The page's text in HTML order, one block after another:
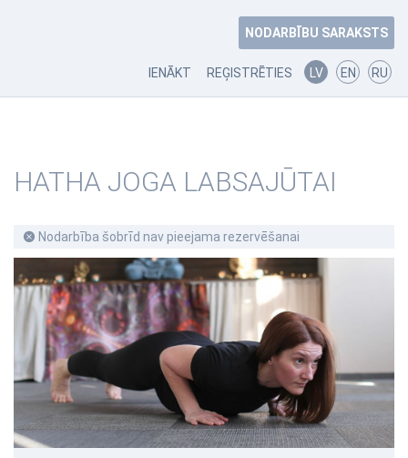
NODARBĪBU SARAKSTS
IENĀKT REĢISTRĒTIES LV EN RU
HATHA JOGA LABSAJŪTAI
Nodarbība šobrīd nav pieejama rezervēšanai